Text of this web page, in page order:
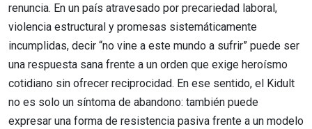
renuncia. En un país atravesado por precariedad laboral,
violencia estructural y promesas sistemáticamente
incumplidas, decir “no vine a este mundo a sufrir” puede ser
una respuesta sana frente a un orden que exige heroísmo
cotidiano sin ofrecer reciprocidad. En ese sentido, el Kidult
no es solo un síntoma de abandono: también puede
expresar una forma de resistencia pasiva frente a un modelo